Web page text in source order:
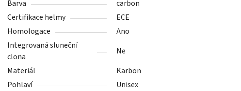
Barva
carbon
Certifikace helmy
ECE
Homologace
Ano
Integrovaná sluneční
clona
Ne
Materiál
Karbon
Pohlaví
Unisex